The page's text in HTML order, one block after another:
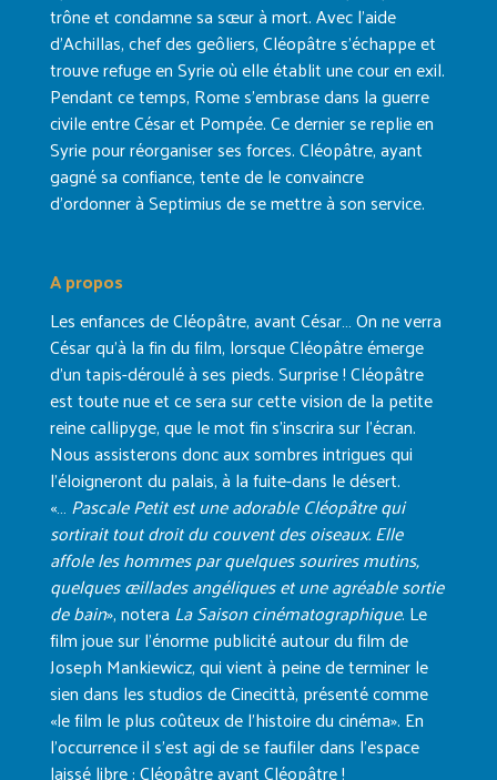
trône et condamne sa sœur à mort. Avec l’aide
d’Achillas, chef des geôliers, Cléopâtre s’échappe et
trouve refuge en Syrie où elle établit une cour en exil.
Pendant ce temps, Rome s’embrase dans la guerre
civile entre César et Pompée. Ce dernier se replie en
Syrie pour réorganiser ses forces. Cléopâtre, ayant
gagné sa confiance, tente de le convaincre
d’ordonner à Septimius de se mettre à son service.
A propos
Les enfances de Cléopâtre, avant César… On ne verra
César qu’à la fin du film, lorsque Cléopâtre émerge
d’un tapis-déroulé à ses pieds. Surprise ! Cléopâtre
est toute nue et ce sera sur cette vision de la petite
reine callipyge, que le mot fin s’inscrira sur l’écran.
Nous assisterons donc aux sombres intrigues qui
l’éloigneront du palais, à la fuite-dans le désert.
«… Pascale Petit est une adorable Cléopâtre qui
sortirait tout droit du couvent des oiseaux. Elle
affole les hommes par quelques sourires mutins,
quelques œillades angéliques et une agréable sortie
de bain», notera La Saison cinématographique. Le
film joue sur l’énorme publicité autour du film de
Joseph Mankiewicz, qui vient à peine de terminer le
sien dans les studios de Cinecittà, présenté comme
«le film le plus coûteux de l’histoire du cinéma». En
l’occurrence il s’est agi de se faufiler dans l’espace
laissé libre : Cléopâtre avant Cléopâtre !